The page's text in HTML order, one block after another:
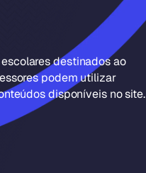
destinados ao
podem utilizar
disponíveis no site.